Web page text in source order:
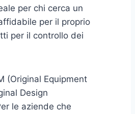
per chi cerca un
per il proprio
per il controllo dei
(Original Equipment
Design
le aziende che